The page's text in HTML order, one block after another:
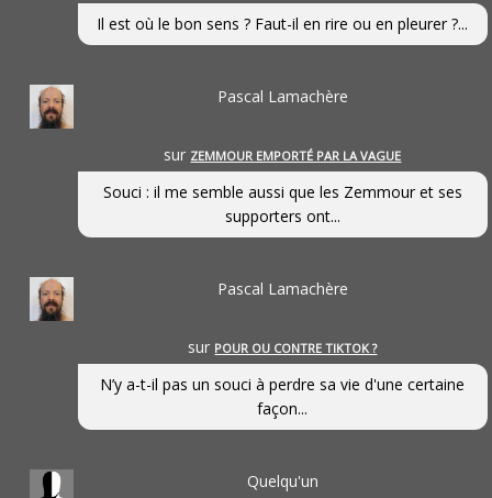
Il est où le bon sens ? Faut-il en rire ou en pleurer ?...
Pascal Lamachère
sur ZEMMOUR EMPORTÉ PAR LA VAGUE
Souci : il me semble aussi que les Zemmour et ses
supporters ont...
Pascal Lamachère
sur POUR OU CONTRE TIKTOK ?
N’y a-t-il pas un souci à perdre sa vie d'une certaine
façon...
Quelqu'un